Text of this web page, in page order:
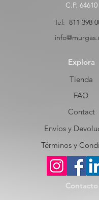
C.P. 64610
Tel: 811 398
Explora
Tienda
FAQ
Contact
Envíos y
Términos y
Contacto